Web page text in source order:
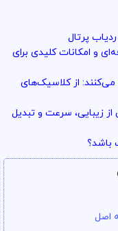
استفاده کنی
پرتال
و امکانات کلیدی برای
از کلاسیک‌های
زیبایی، سرعت و تبدیل
باشد؟
اصل